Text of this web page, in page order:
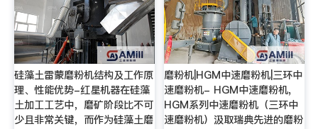
硅藻土雷蒙磨粉机结构及工作原
理、性能优势-红星机器在硅藻
土加工工艺中，磨矿阶段比不可
少且非常关键，而作为硅藻土磨
磨粉机|HGM中速磨粉机|三环中
速磨粉机- HGM中速磨粉机,
HGM系列中速磨粉机（三环中
速磨粉机）汲取瑞典先进的磨粉